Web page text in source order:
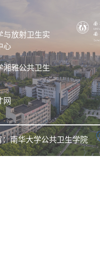
与放射卫生实
心
湘雅公共卫生
网
：南华大学公共卫生学院